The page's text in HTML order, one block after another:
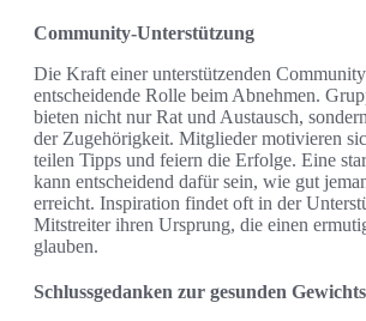
Community-Unterstützung
Die Kraft einer unterstützenden
entscheidende Rolle beim Abnehmen.
bieten nicht nur Rat und Austausch,
der Zugehörigkeit. Mitglieder motivieren
teilen Tipps und feiern die Erfolge. Eine
kann entscheidend dafür sein, wie gut
erreicht. Inspiration findet oft in der
Mitstreiter ihren Ursprung, die einen
glauben.
Schlussgedanken zur gesunden